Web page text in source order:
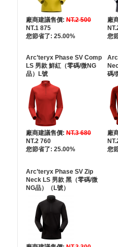
廠商建議售價: NT.2 500
NT.1 875
您節省了: 25.00%
廠
您
Arc’teryx Phase SV Comp
LS 男款 鮮紅（零碼/微NG
品）L號
廠商建議售價: NT.3 680
NT.2 760
您節省了: 25.00%
碼/
廠
您
Arc’teryx Phase SV Zip
Neck LS 男款 黑（零碼/微
NG品）（L號）